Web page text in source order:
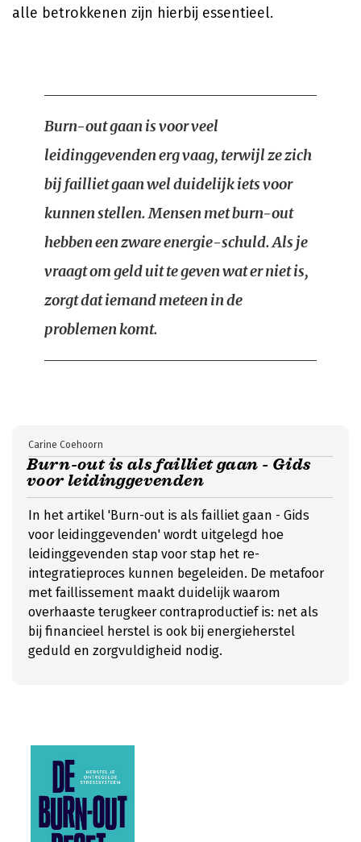
alle betrokkenen zijn hierbij essentieel.
Burn-out gaan is voor veel
leidinggevenden erg vaag, terwijl ze zich
bij failliet gaan wel duidelijk iets voor
kunnen stellen. Mensen met burn-out
hebben een zware energie-schuld. Als je
vraagt om geld uit te geven wat er niet is,
zorgt dat iemand meteen in de
problemen komt.
Burn-out is als failliet gaan - Gids
voor leidinggevenden
Carine Coehoorn
In het artikel 'Burn-out is als failliet gaan - Gids
voor leidinggevenden' wordt uitgelegd hoe
leidinggevenden stap voor stap het re-
integratieproces kunnen begeleiden. De metafoor
met faillissement maakt duidelijk waarom
overhaaste terugkeer contraproductief is: net als
bij financieel herstel is ook bij energieherstel
geduld en zorgvuldigheid nodig.